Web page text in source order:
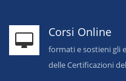
Corsi Online
formati e sostieni gli
delle Certificazioni